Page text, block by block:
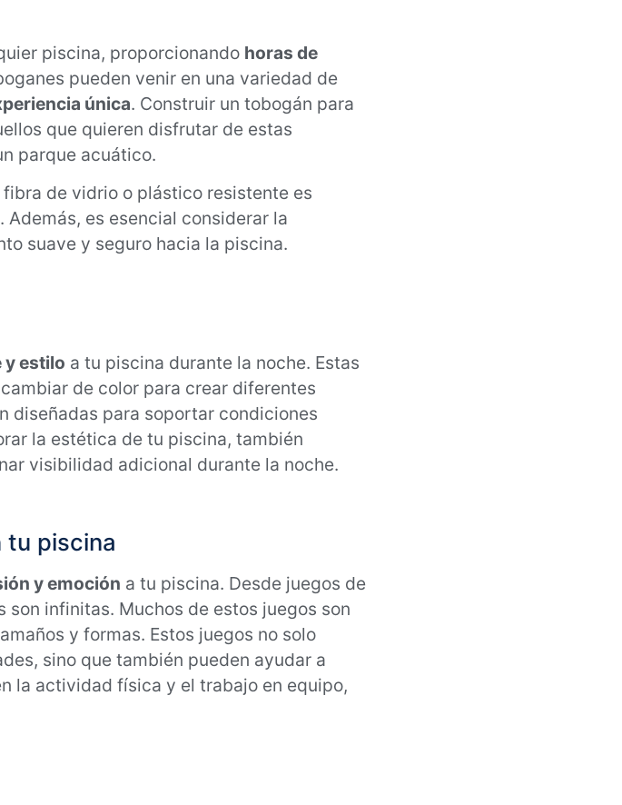
piscina, proporcionando horas de
pueden venir en una variedad de
única. Construir un tobogán para
que quieren disfrutar de estas
parque acuático.
de vidrio o plástico resistente es
es esencial considerar la
suave y seguro hacia la piscina.
y estilo a tu piscina durante la noche. Estas
de color para crear diferentes
diseñadas para soportar condiciones
la estética de tu piscina, también
visibilidad adicional durante la noche.
tu piscina
y emoción a tu piscina. Desde juegos de
infinitas. Muchos de estos juegos son
y formas. Estos juegos no solo
sino que también pueden ayudar a
la actividad física y el trabajo en equipo,